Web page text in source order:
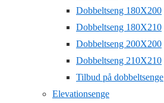
Dobbeltseng 180X200
Dobbeltseng 180X210
Dobbeltseng 200X200
Dobbeltseng 210X210
Tilbud på dobbeltsenge
Elevationsenge